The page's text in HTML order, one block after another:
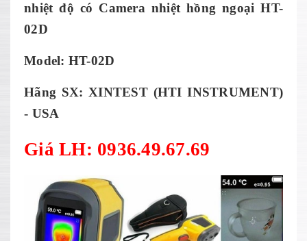
nhiệt độ có Camera nhiệt hồng ngoạiHT-
02D
Model: HT-02D
Hãng SX: XINTEST (HTI INSTRUMENT)
- USA
Giá LH: 0936.49.67.69